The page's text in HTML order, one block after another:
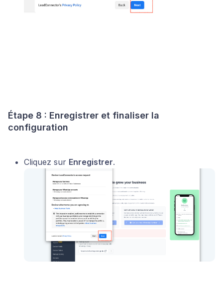
Étape 8 : Enregistrer et finaliser la
configuration
Cliquez sur Enregistrer.